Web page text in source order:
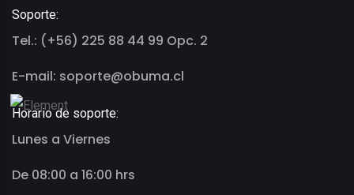
Soporte:
Tel.: (+56) 225 88 44 99 Opc. 2
E-mail: soporte@obuma.cl
Horario de soporte:
Lunes a Viernes
De 08:00 a 16:00 hrs